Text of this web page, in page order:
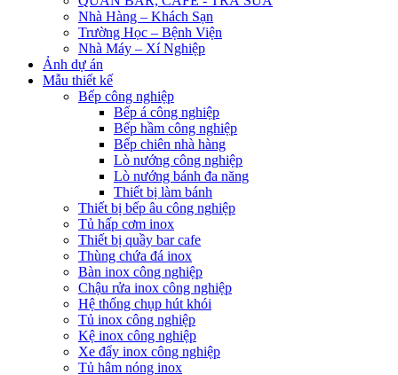
Nhà Hàng – Khách Sạn
Trường Học – Bệnh Viện
Nhà Máy – Xí Nghiệp
Ảnh dự án
Mẫu thiết kế
Bếp công nghiệp
Bếp á công nghiệp
Bếp hầm công nghiệp
Bếp chiên nhà hàng
Lò nướng công nghiệp
Lò nướng bánh đa năng
Thiết bị làm bánh
Thiết bị bếp âu công nghiệp
Tủ hấp cơm inox
Thiết bị quầy bar cafe
Thùng chứa đá inox
Bàn inox công nghiệp
Chậu rửa inox công nghiệp
Hệ thống chụp hút khói
Tủ inox công nghiệp
Kệ inox công nghiệp
Xe đẩy inox công nghiệp
Tủ hâm nóng inox